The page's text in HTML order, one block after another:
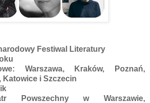
Festiwal Literatury
Warszawa, Kraków, Poznań,
Katowice i Szczecin
Powszechny w Warszawie,